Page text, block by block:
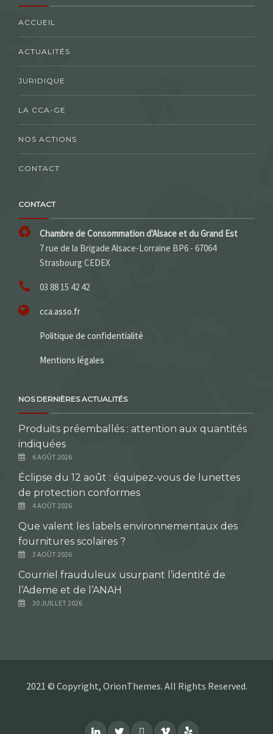
ACCUEIL
ACTUALITÉS
JURIDIQUE
LA CCA-GE
NOS ACTIONS
CONTACT
CONTACT
Chambre de Consommation d'Alsace et du Grand Est
7 rue de la Brigade Alsace-Lorraine BP6 - 67064
Strasbourg CEDEX
03 88 15 42 42
cca.asso.fr
Politique de confidentialité
Mentions légales
NOS DERNIÈRES ACTUALITÉS
Produits préemballés : attention aux quantités
indiquées
6 AOÛT 2026
Éclipse du 12 août : équipez-vous de lunettes
de protection conformes
4 AOÛT 2026
Que valent les labels environnementaux des
fournitures scolaires ?
3 AOÛT 2026
Courriel frauduleux usurpant l’identité de
l’Ademe et de l’ANAH
30 JUILLET 2026
2021 © Copyright, OrionThemes. All Rights Reserved.